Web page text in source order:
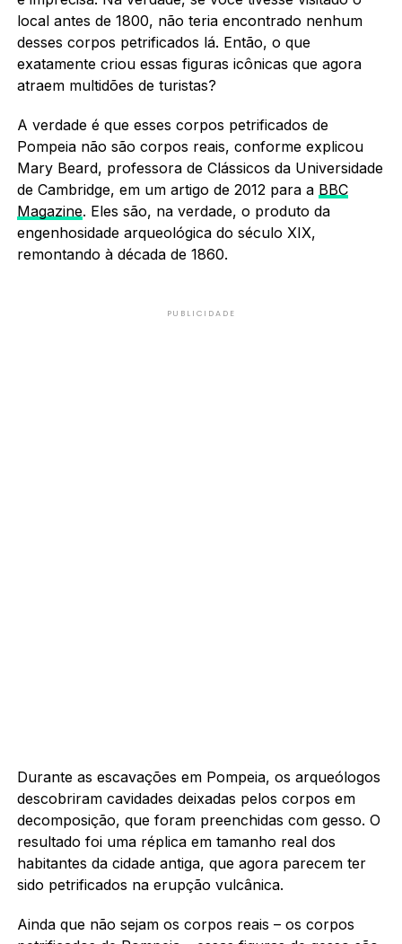
local antes de 1800, não teria encontrado nenhum
desses corpos petrificados lá. Então, o que
exatamente criou essas figuras icônicas que agora
atraem multidões de turistas?
A verdade é que esses corpos petrificados de
Pompeia não são corpos reais, conforme explicou
Mary Beard, professora de Clássicos da Universidade
de Cambridge, em um artigo de 2012 para a BBC
Magazine. Eles são, na verdade, o produto da
engenhosidade arqueológica do século XIX,
remontando à década de 1860.
PUBLICIDADE
Durante as escavações em Pompeia, os arqueólogos
descobriram cavidades deixadas pelos corpos em
decomposição, que foram preenchidas com gesso. O
resultado foi uma réplica em tamanho real dos
habitantes da cidade antiga, que agora parecem ter
sido petrificados na erupção vulcânica.
Ainda que não sejam os corpos reais – os corpos